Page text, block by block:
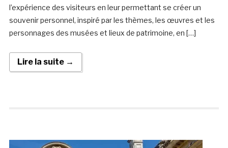
l’expérience des visiteurs en leur permettant se créer un
souvenir personnel, inspiré par les thèmes, les œuvres et les
personnages des musées et lieux de patrimoine, en […]
Lire la suite →